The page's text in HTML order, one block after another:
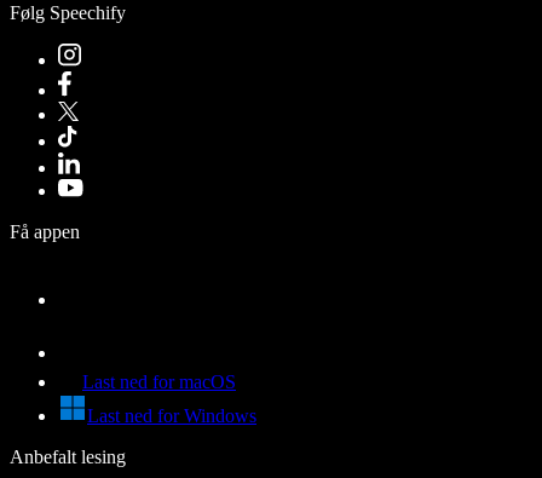
Følg Speechify
Få appen
Last ned for macOS
Last ned for Windows
Anbefalt lesing